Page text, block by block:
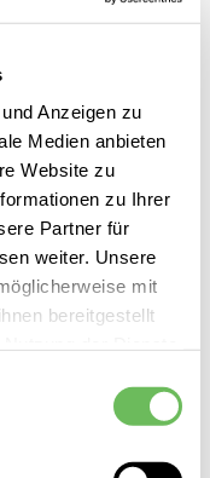
Anzeigen zu
Medien anbieten
Website zu
zu Ihrer
Partner für
weiter. Unsere
mit
bereitgestellt